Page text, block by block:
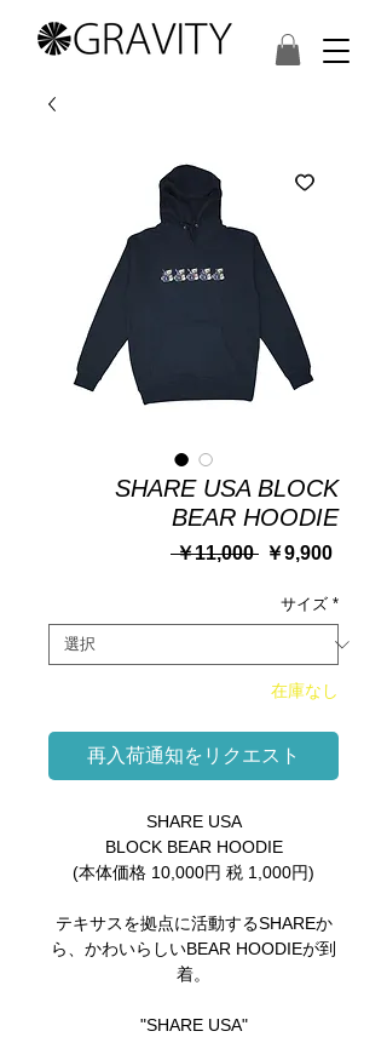
SHARE USA BLOCK
BEAR HOODIE
￥11,000 通
格
￥9,900セ
ル
価
格
サイズ *
在庫なし
再入荷通知をリクエスト
SHARE USA
BLOCK BEAR HOODIE
(本体価格 10,000円 税 1,000円)
テキサスを拠点に活動するSHAREか
ら、かわいらしいBEAR HOODIEが到
着。
"SHARE USA"